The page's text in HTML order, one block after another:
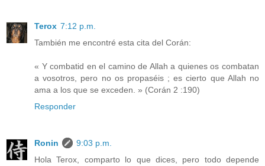
Terox 7:12 p.m.
También me encontré esta cita del Corán:
« Y combatid en el camino de Allah a quienes os combatan
a vosotros, pero no os propaséis ; es cierto que Allah no
ama a los que se exceden. » (Corán 2 :190)
Responder
Ronin
9:03 p.m.
Hola Terox, comparto lo que dices, pero todo depende